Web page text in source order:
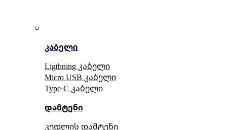
კაბელი
Ligthning კაბელი
Micro USB კაბელი
Type-C კაბელი
დამტენი
კედლის დამტენი